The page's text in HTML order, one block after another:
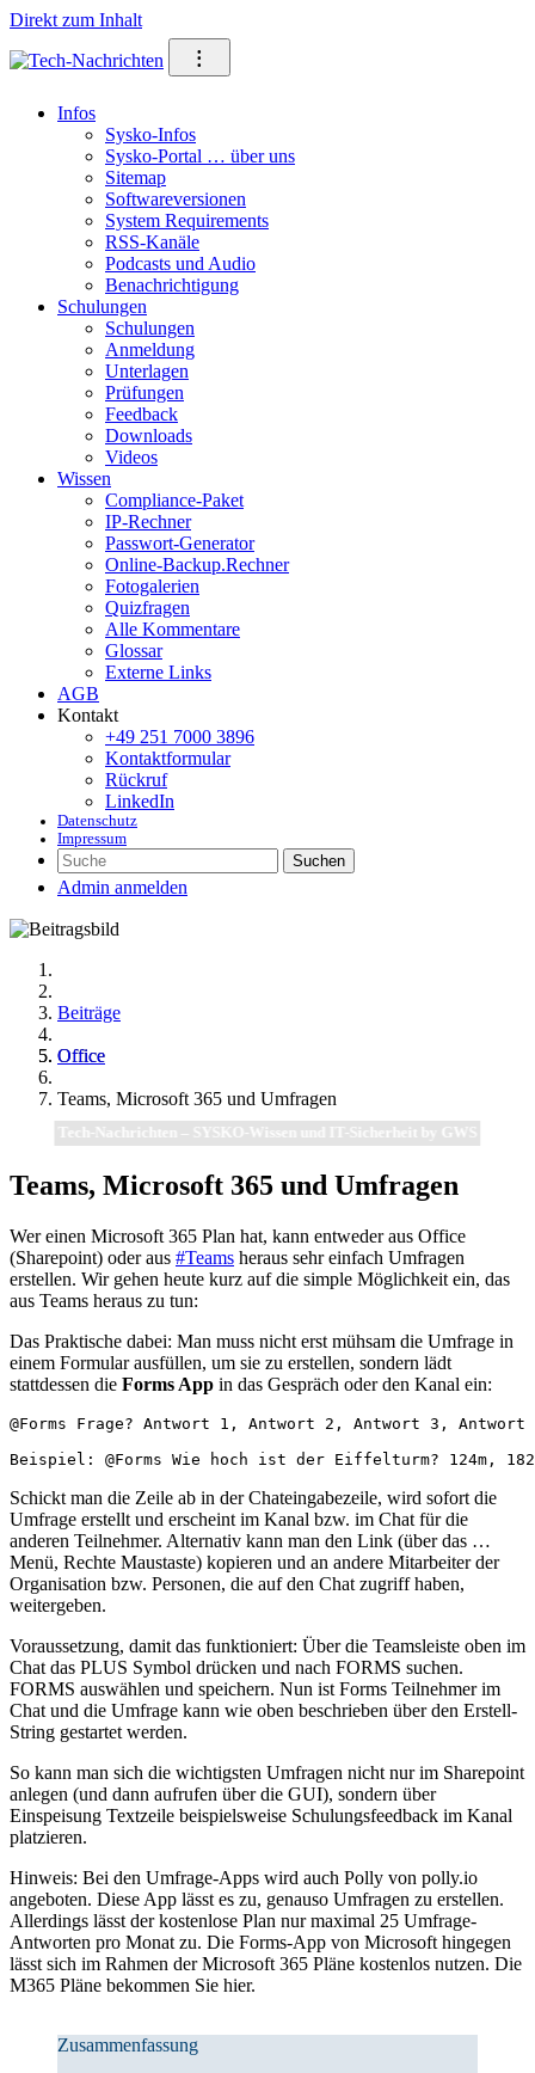
Direkt zum Inhalt
⁝
Infos
Sysko-Infos
Sysko-Portal … über uns
Sitemap
Softwareversionen
System Requirements
RSS-Kanäle
Podcasts und Audio
Benachrichtigung
Schulungen
Schulungen
Anmeldung
Unterlagen
Prüfungen
Feedback
Downloads
Videos
Wissen
Compliance-Paket
IP-Rechner
Passwort-Generator
Online-Backup.Rechner
Fotogalerien
Quizfragen
Alle Kommentare
Glossar
Externe Links
AGB
Kontakt
+49 251 7000 3896
Kontaktformular
Rückruf
LinkedIn
Datenschutz
Impressum
Suchen
Admin anmelden
Beiträge
Office
Teams, Microsoft 365 und Umfragen
Tech-Nachrichten – SYSKO-Wissen und IT-Sicherheit by GWS
Teams, Microsoft 365 und Umfragen
Wer einen Microsoft 365 Plan hat, kann entweder aus Office
(Sharepoint) oder aus #Teams heraus sehr einfach Umfragen
erstellen. Wir gehen heute kurz auf die simple Möglichkeit ein, das
aus Teams heraus zu tun:
Das Praktische dabei: Man muss nicht erst mühsam die Umfrage in
einem Formular ausfüllen, um sie zu erstellen, sondern lädt
stattdessen die Forms App in das Gespräch oder den Kanal ein:
@Forms Frage? Antwort 1, Antwort 2, Antwort 3, Antwort
Beispiel: @Forms Wie hoch ist der Eiffelturm? 124m,
Schickt man die Zeile ab in der Chateingabezeile, wird sofort die
Umfrage erstellt und erscheint im Kanal bzw. im Chat für die
anderen Teilnehmer. Alternativ kann man den Link (über das …
Menü, Rechte Maustaste) kopieren und an andere Mitarbeiter der
Organisation bzw. Personen, die auf den Chat zugriff haben,
weitergeben.
Voraussetzung, damit das funktioniert: Über die Teamsleiste oben im
Chat das PLUS Symbol drücken und nach FORMS suchen.
FORMS auswählen und speichern. Nun ist Forms Teilnehmer im
Chat und die Umfrage kann wie oben beschrieben über den Erstell-
String gestartet werden.
So kann man sich die wichtigsten Umfragen nicht nur im Sharepoint
anlegen (und dann aufrufen über die GUI), sondern über
Einspeisung Textzeile beispielsweise Schulungsfeedback im Kanal
platzieren.
Hinweis: Bei den Umfrage-Apps wird auch Polly von polly.io
angeboten. Diese App lässt es zu, genauso Umfragen zu erstellen.
Allerdings lässt der kostenlose Plan nur maximal 25 Umfrage-
Antworten pro Monat zu. Die Forms-App von Microsoft hingegen
lässt sich im Rahmen der Microsoft 365 Pläne kostenlos nutzen. Die
M365 Pläne bekommen Sie hier.
Zusammenfassung